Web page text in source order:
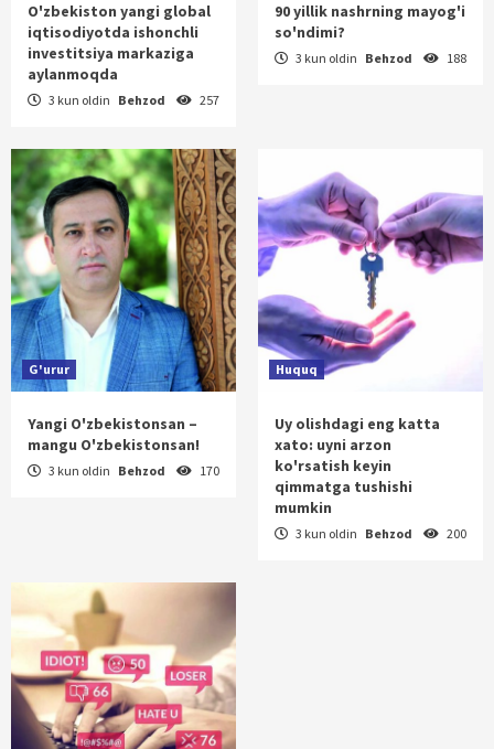
O'zbekiston yangi global
iqtisodiyotda ishonchli
investitsiya markaziga
aylanmoqda
3 kun oldin Behzod 257
90 yillik nashrning mayog'i
so'ndimi?
3 kun oldin Behzod 188
G'urur
Yangi O'zbekistonsan –
mangu O'zbekistonsan!
3 kun oldin Behzod 170
Huquq
Uy olishdagi eng katta
xato: uyni arzon
ko'rsatish keyin
qimmatga tushishi
mumkin
3 kun oldin Behzod 200